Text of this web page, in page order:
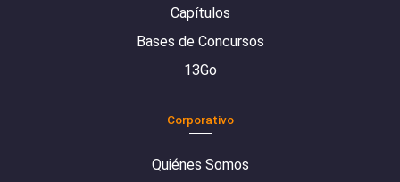
Capítulos
Bases de Concursos
13Go
Corporativo
Quiénes Somos